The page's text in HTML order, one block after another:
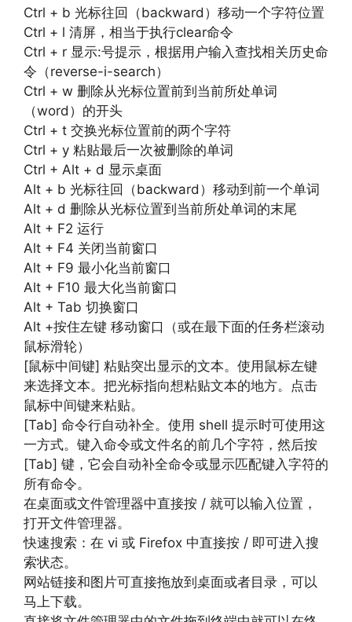
Ctrl + b 光标往回（backward）移动一个字符位置
Ctrl + l 清屏，相当于执行clear命令
Ctrl + r 显示:号提示，根据用户输入查找相关历史命
令（reverse-i-search）
Ctrl + w 删除从光标位置前到当前所处单词
（word）的开头
Ctrl + t 交换光标位置前的两个字符
Ctrl + y 粘贴最后一次被删除的单词
Ctrl + Alt + d 显示桌面
Alt + b 光标往回（backward）移动到前一个单词
Alt + d 删除从光标位置到当前所处单词的末尾
Alt + F2 运行
Alt + F4 关闭当前窗口
Alt + F9 最小化当前窗口
Alt + F10 最大化当前窗口
Alt + Tab 切换窗口
Alt +按住左键 移动窗口（或在最下面的任务栏滚动
鼠标滑轮）
[鼠标中间键] 粘贴突出显示的文本。使用鼠标左键
来选择文本。把光标指向想粘贴文本的地方。点击
鼠标中间键来粘贴。
[Tab] 命令行自动补全。使用 shell 提示时可使用这
一方式。键入命令或文件名的前几个字符，然后按
[Tab] 键，它会自动补全命令或显示匹配键入字符的
所有命令。
在桌面或文件管理器中直接按 / 就可以输入位置，
打开文件管理器。
快速搜索：在 vi 或 Firefox 中直接按 / 即可进入搜
索状态。
网站链接和图片可直接拖放到桌面或者目录，可以
马上下载。